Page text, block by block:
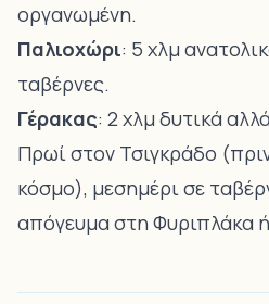
οργανωμένη.
Παλιοχώρι: 5 χλμ
ταβέρνες.
Γέρακας: 2 χλμ δυτικά
Πρωί στον Τσιγκράδο
κόσμο), μεσημέρι σε
απόγευμα στη Φυριπλάκα